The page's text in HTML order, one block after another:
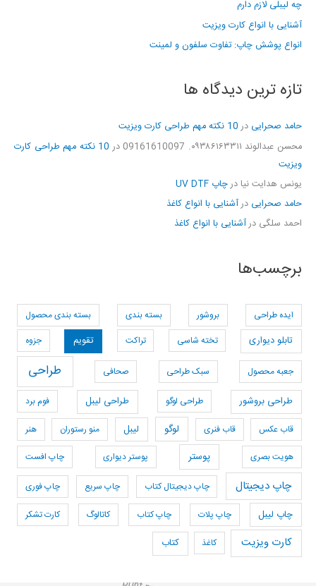
چه لیبلی لازم دارم
آشنایی با انواع کارت ویزیت
انواع پوشش چاپ: تفاوت سلفون و لمینت
تازه ترین دیدگاه ها
حامد صحرایی در10 نکته مهم طراحی کارت ویزیت
محسن عبدالوند ۰۹۳۸۶۱۶۳۳۱۱. 09161610097
در
10 نکته مهم طراحی کارت
ویزیت
یونس هدایت نیادرچاپ UV DTF
حامد صحرایی درآشنایی با انواع کاغذ
احمد سلگی درآشنایی با انواع کاغذ
برچسب‌ها
ایده طراحی بروشور بسته بندی بسته بندی محصول
تابلو دیواری تخته شاسی تراکت تقویم جزوه
جعبه محصول سبک طراحی صحافی طراحی
طراحی بروشور طراحی لوگو طراحی لیبل
فوم برد
قاب عکس
قاب فنری لوگو لیبل منو رستوران
هنر
هویت بصری
پوستر پوستر دیواری چاپ افست
چاپ دیجیتال چاپ دیجیتال کتاب چاپ سریع چاپ فوری
چاپ لیبل چاپ پلات چاپ کتاب کاتالوگ کارت تشکر
کارت ویزیت کاغذ کتاب